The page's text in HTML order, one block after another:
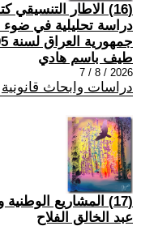
(16) الاطار
جمهورية العراق لسنة 2005
طيف باسم هادي
2026 / 8 / 7
دراسات وابحاث قانونية
(17) المشاريع الوطنية ومظاهر السيادة
عبد الخالق الفلاح